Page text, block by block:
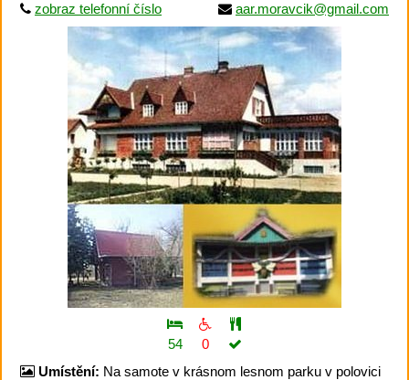
zobraz telefonní číslo
aar.moravcik@gmail.com
54
0
Umístění: Na samote v krásnom lesnom parku v polovici